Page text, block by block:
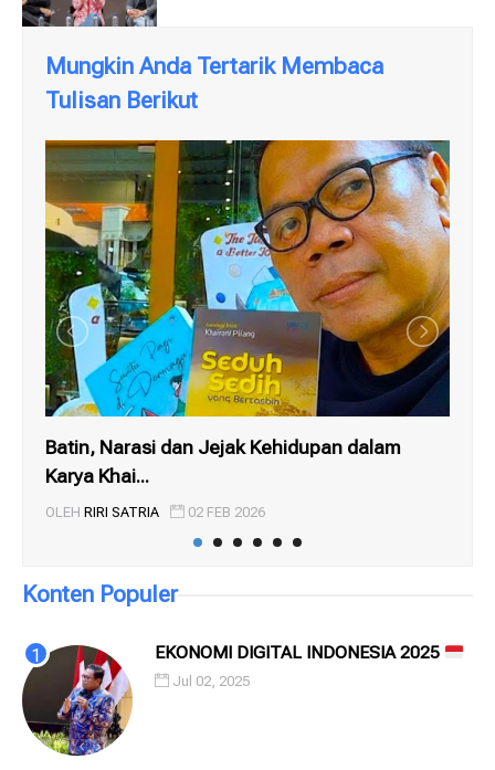
Mungkin Anda Tertarik Membaca
Tulisan Berikut
Batin, Narasi dan Jejak Kehidupan dalam
Karya Khai...
OLEH RIRI SATRIA 02 FEB 2026
Konten Populer
EKONOMI DIGITAL INDONESIA 2025
Jul 02, 2025